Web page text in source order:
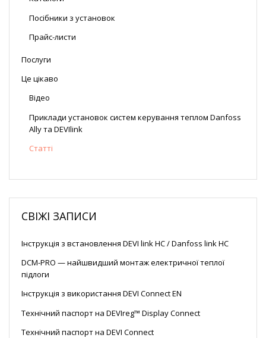
Посібники з установок
Прайс-листи
Послуги
Це цікаво
Відео
Приклади установок систем керування теплом Danfoss
Ally та DEVIlink
Статті
СВІЖІ ЗАПИСИ
Інструкція з встановлення DEVI link HC / Danfoss link HC
DCM-PRO — найшвидший монтаж електричної теплої
підлоги
Інструкція з використання DEVI Connect EN
Технічний паспорт на DEVIreg™ Display Connect
Технічний паспорт на DEVI Connect